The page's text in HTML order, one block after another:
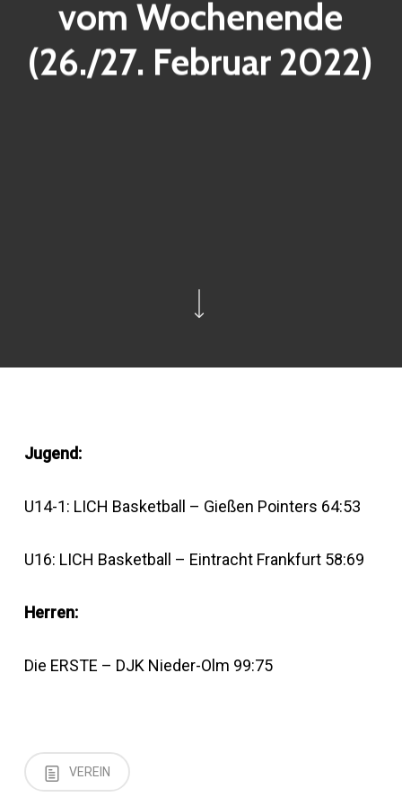
vom Wochenende
(26./27. Februar 2022)
Jugend:
U14-1: LICH Basketball – Gießen Pointers 64:53
U16: LICH Basketball – Eintracht Frankfurt 58:69
Herren:
Die ERSTE – DJK Nieder-Olm 99:75
VEREIN